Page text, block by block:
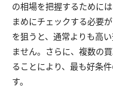
の相場を把握するために
まめにチェックする必要
を狙うと、通常よりも高
ません。さらに、複数の
ることにより、最も好条
す。